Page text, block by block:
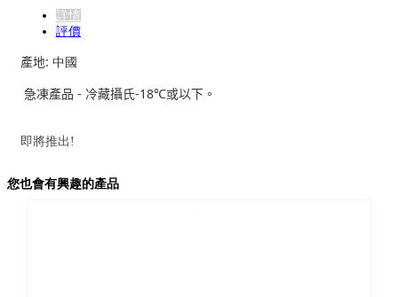
詳情
評價
產地: 中國
急凍產品 - 冷藏攝氏-18℃或以下。
即將推出!
您也會有興趣的產品